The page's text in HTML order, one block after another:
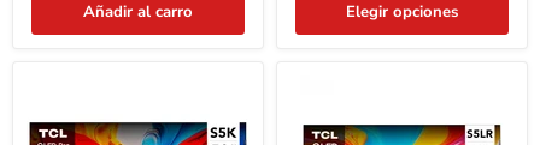
Añadir al carro Elegir opciones